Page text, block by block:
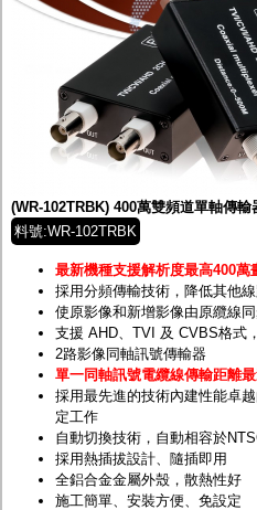
AHD特殊功能型攝影機
旋轉型攝影機.旋轉台
傳統高解析攝影機
投光設備
防護罩及支架
多路攝影機單軸傳輸
監聽器.麥克風
視訊轉換設備
雙絞線傳輸器
雜訊改善器
分配放大器
網路線用水晶頭
網路線
懶人線.同軸線.花線
線頭.插座.延長線.HDMI線
集線盒.防水盒.配線盒
變壓器.避雷器
轉接頭
偽裝嚇阻假監視器. 警示防盜貼紙
行車紀錄器.車用插座配件
電腦工業機殼
客訂商品
(WR-102TRBK) 400萬雙頻道單軸傳
料號:WR-102TRBK
最新機種支援解析度最高400萬
採用分頻傳輸技術，降低其他線
使原影像和新增影像由原纜線
支援 AHD、TVI 及 CVBS格式
2路影像同軸訊號傳輸器
單一同軸訊號電纜線傳輸距離
採用最先進的技術內建性能卓
定工作
自動切換技術，自動相容於
採用熱插拔設計、隨插即用
全鋁合金金屬外殼，散熱性好
施工簡單、安裝方便、免設定